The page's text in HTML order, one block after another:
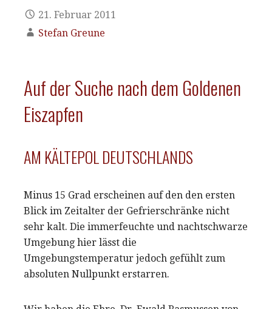
21. Februar 2011
Stefan Greune
Auf der Suche nach dem Goldenen
Eiszapfen
AM KÄLTEPOL DEUTSCHLANDS
Minus 15 Grad erscheinen auf den den ersten
Blick im Zeitalter der Gefrierschränke nicht
sehr kalt. Die immerfeuchte und nachtschwarze
Umgebung hier lässt die
Umgebungstemperatur jedoch gefühlt zum
absoluten Nullpunkt erstarren.